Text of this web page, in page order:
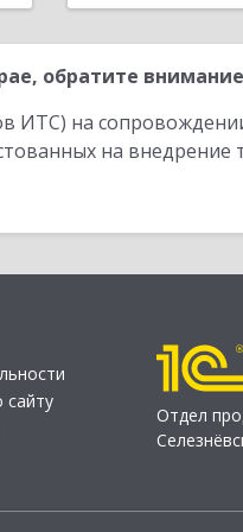
обратите
ИТС) на
на
сайту
Отдел